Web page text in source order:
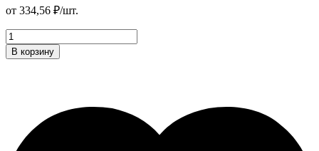
от 334,56 ₽/шт.
Втулка
шпингалета,
в
В корзину